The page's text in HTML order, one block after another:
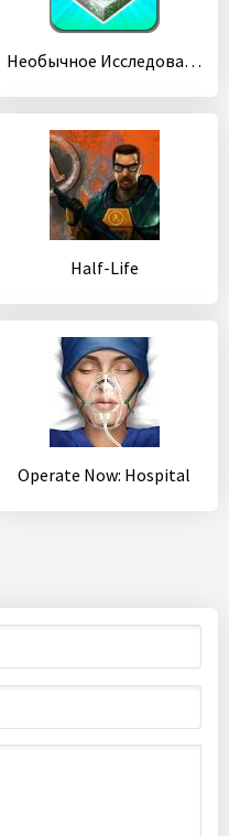
Необычное Исследование
Half-Life
Operate Now: Hospital